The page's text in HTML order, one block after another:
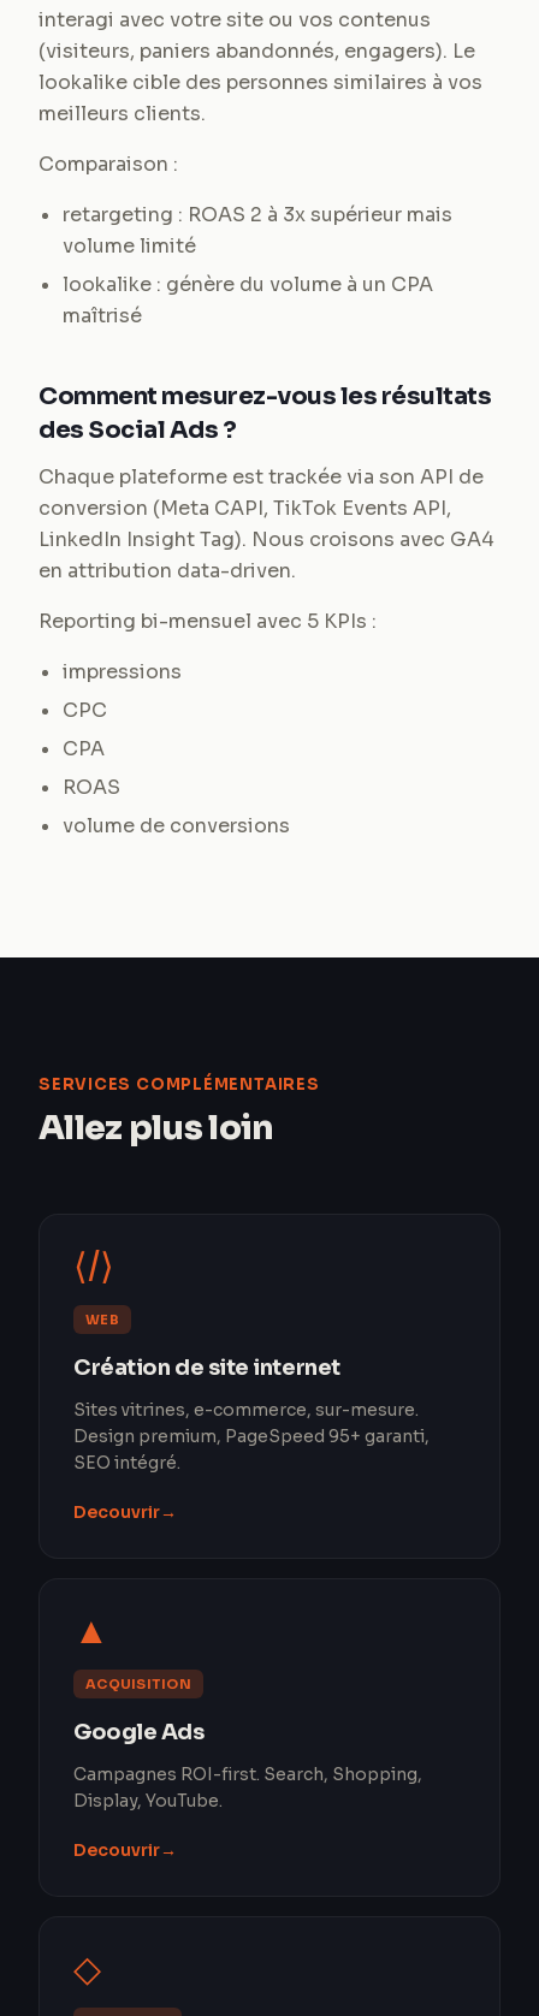
interagi avec votre site ou vos contenus
(visiteurs, paniers abandonnés, engagers). Le
lookalike cible des personnes similaires à vos
meilleurs clients.
Comparaison :
retargeting : ROAS 2 à 3x supérieur mais
volume limité
lookalike : génère du volume à un CPA
maîtrisé
Comment mesurez-vous les résultats
des Social Ads ?
Chaque plateforme est trackée via son API de
conversion (Meta CAPI, TikTok Events API,
LinkedIn Insight Tag). Nous croisons avec GA4
en attribution data-driven.
Reporting bi-mensuel avec 5 KPIs :
impressions
CPC
CPA
ROAS
volume de conversions
SERVICES COMPLÉMENTAIRES
Allez plus loin
⟨/⟩
WEB
Création de site internet
Sites vitrines, e-commerce, sur-mesure.
Design premium, PageSpeed 95+ garanti,
SEO intégré.
Decouvrir→
▲
ACQUISITION
Google Ads
Campagnes ROI-first. Search, Shopping,
Display, YouTube.
Decouvrir→
◇